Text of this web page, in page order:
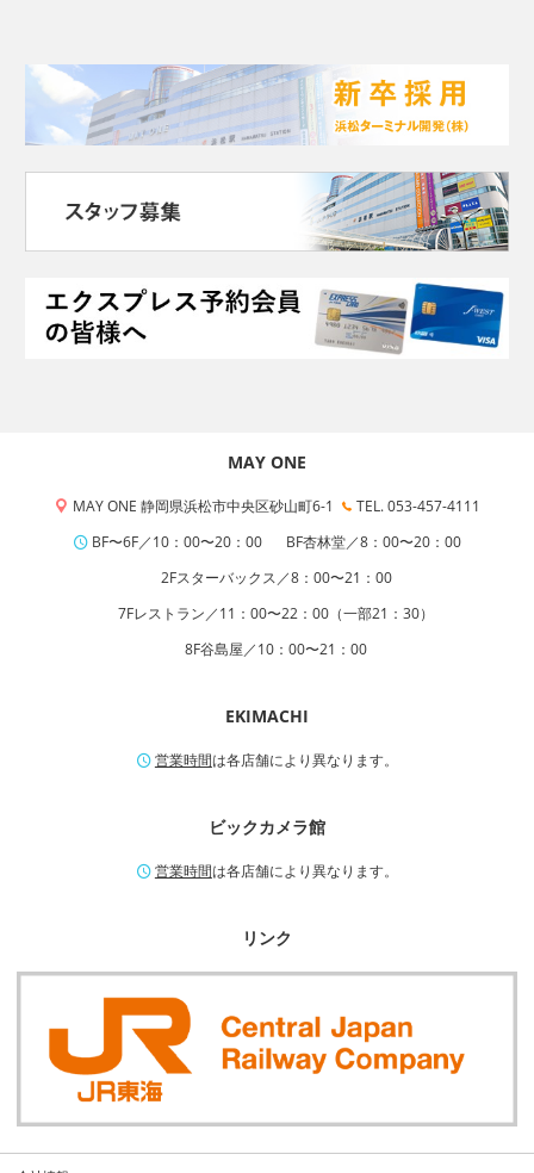
MAY ONE
MAY ONE 静岡県浜松市中央区砂山町6-1
TEL. 053-457-4111
BF〜6F／10：00〜20：00
BF杏林堂／8：00〜20：00
2Fスターバックス／8：00〜21：00
7Fレストラン／11：00〜22：00（一部21：30）
8F谷島屋／10：00〜21：00
EKIMACHI
営業時間は各店舗により異なります。
ビックカメラ館
営業時間は各店舗により異なります。
リンク